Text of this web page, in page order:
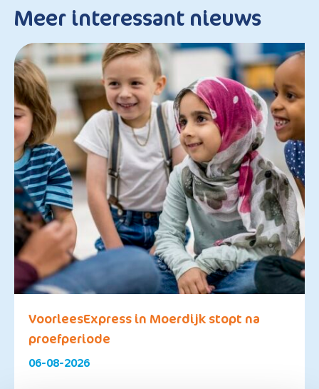
Meer interessant nieuws
VoorleesExpress in Moerdijk stopt na
proefperiode
06-08-2026